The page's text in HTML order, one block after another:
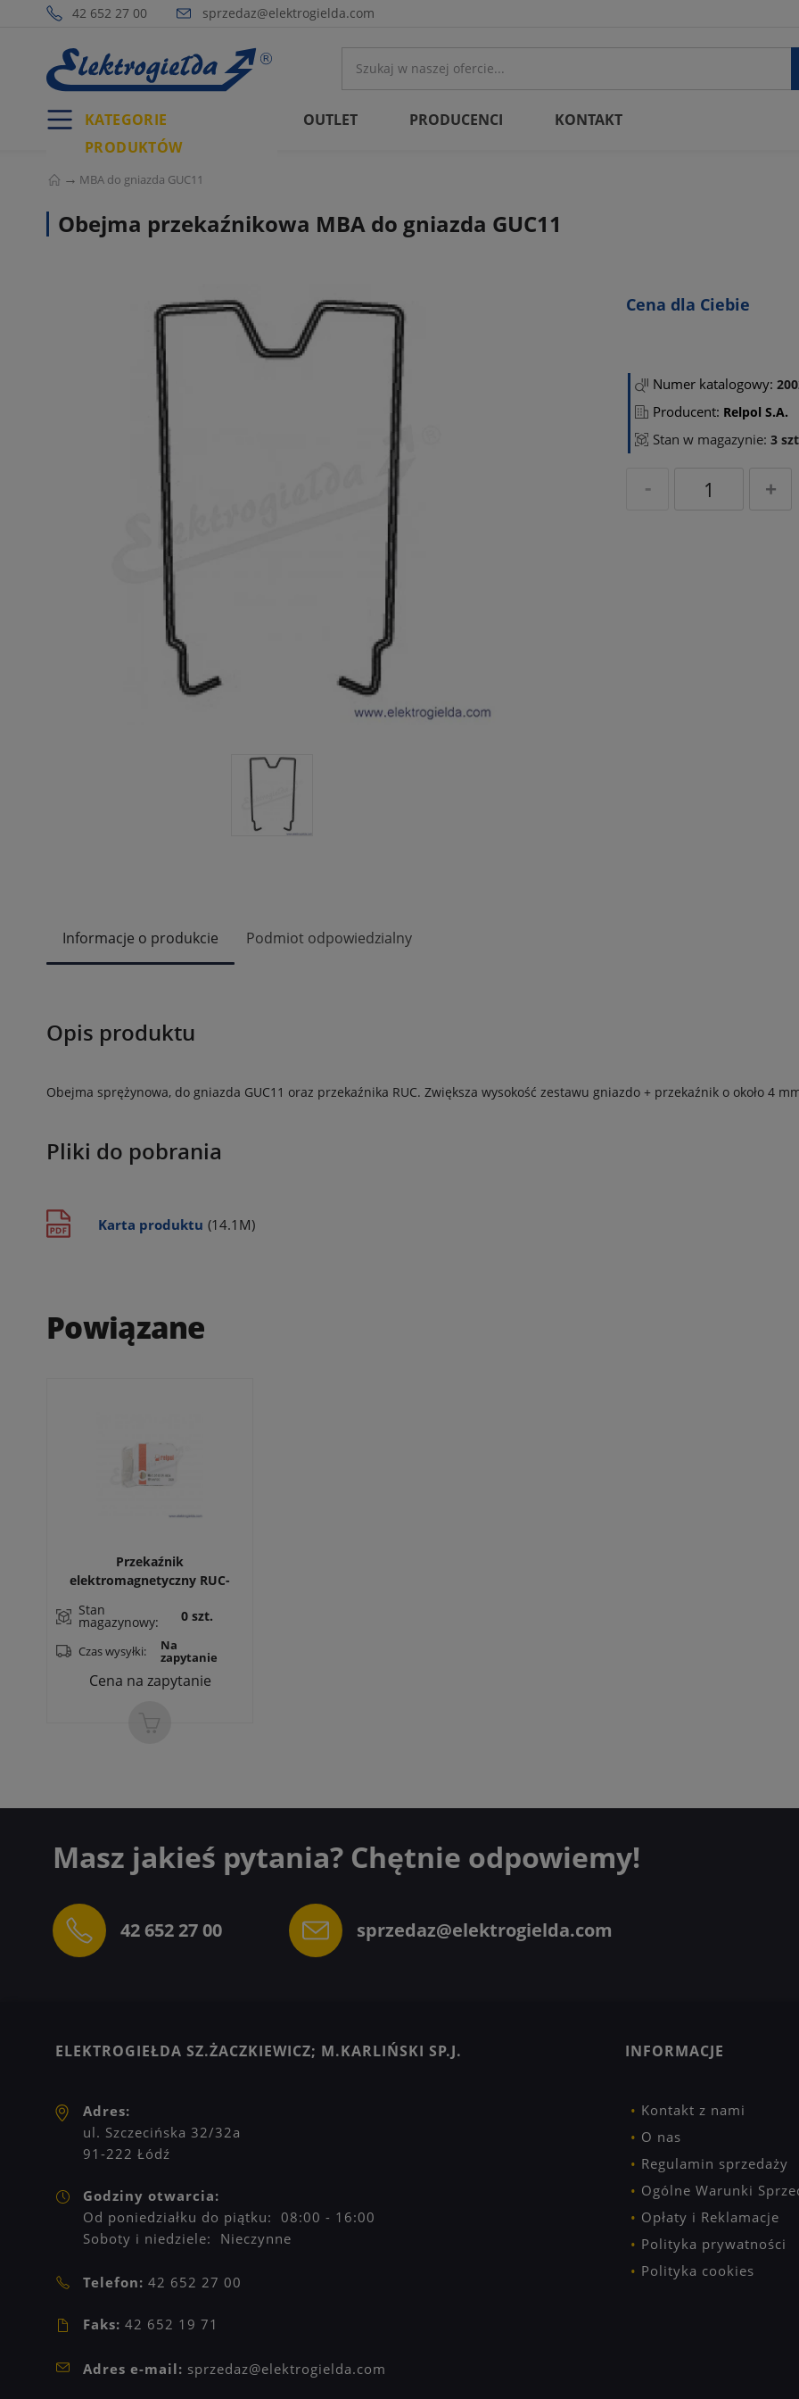
42 652 27 00 sprzedaz@elektrogielda.com
KATEGORIE
PRODUKTÓW
OUTLET PRODUCENCI KONTAKT
MBA do gniazda GUC11
Obejma przekaźnikowa MBA do gniazda GUC11
Cena dla Ciebie
Numer katalogowy:
Producent: Relpol S.A.
Stan w magazynie: 3
Informacje o produkcie Podmiot odpowiedzialny
Opis produktu
Obejma sprężynowa, do gniazda GUC11 oraz przekaźnika RUC. Zwiększa wysokość zestawu gniazdo + przekaźnik o około 4
Pliki do pobrania
Karta produktu (14.1M)
Powiązane
Przekaźnik
elektromagnetyczny RUC-
AgNi, w obudowie, połączenie
Stan
magazynowy: 0 szt.
Czas wysyłki: Na
zapytanie
Cena na zapytanie
Masz jakieś pytania? Chętnie odpowiemy!
42 652 27 00 sprzedaz@elektrogielda.com
ELEKTROGIEŁDA SZ.ŻACZKIEWICZ; M.KARLIŃSKI SP.J.
Adres:
ul. Szczecińska 32/32a
91-222 Łódź
Godziny otwarcia:
Od poniedziałku do piątku: 08:00 - 16:00
Soboty i niedziele: Nieczynne
Telefon: 42 652 27 00
Faks: 42 652 19 71
Adres e-mail: sprzedaz@elektrogielda.com
INFORMACJE
Kontakt z nami
O nas
Regulamin sprzedaży
Ogólne Warunki
Opłaty i Reklamacje
Polityka prywatności
Polityka cookies